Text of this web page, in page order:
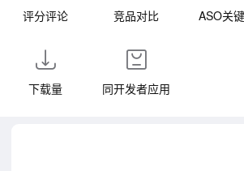
评分评论 竞品对比 ASO关
下载量 同开发者应用